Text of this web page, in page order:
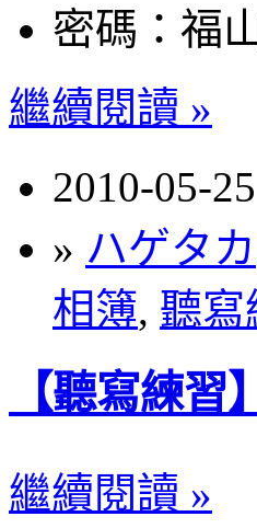
密碼：福
繼續閱讀 »
2010-05-
» ハゲタカ
相簿, 聽寫
【聽寫練
繼續閱讀 »